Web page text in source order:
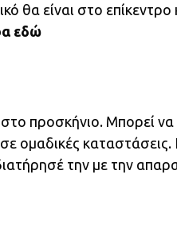
θα είναι στο
εδώ
στο προσκήνιο. Μπορεί
ομαδικές
την με την